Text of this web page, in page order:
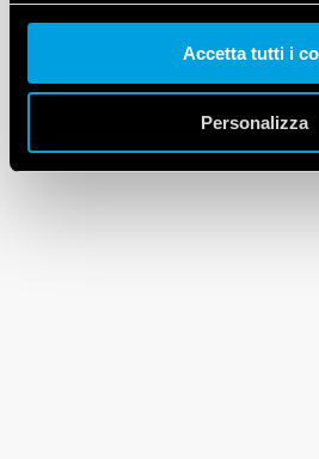
Vai alla Cookie Policy complet a
Accetta tutti i
Personalizza